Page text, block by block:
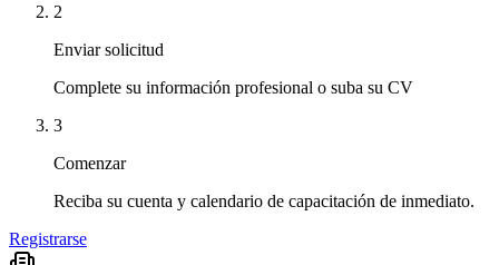
2
Enviar solicitud
Complete su información profesional o suba su CV
3
Comenzar
Reciba su cuenta y calendario de capacitación de inmediato.
Registrarse